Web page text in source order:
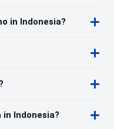
in Indonesia?
Indonesia?